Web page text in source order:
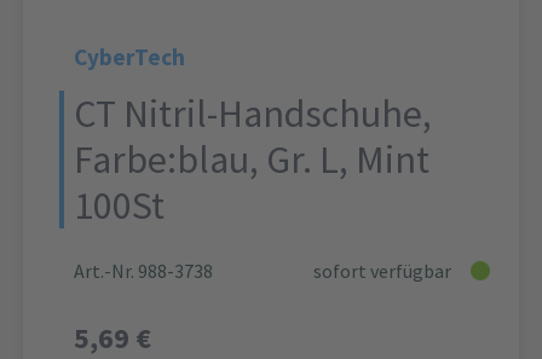
CyberTech
CT Nitril-Handschuhe,
Farbe:blau, Gr. L, Mint
100St
Art.-Nr. 988-3738 sofort verfügbar
5,69 €